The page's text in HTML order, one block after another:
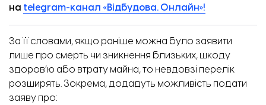
на telegram-канал «Відбудова. Онлайн»!
За її словами, якщо раніше можна було заявити
лише про смерть чи зникнення близьких, шкоду
здоров’ю або втрату майна, то невдовзі перелік
розширять. Зокрема, додадуть можливість подати
заяву про: